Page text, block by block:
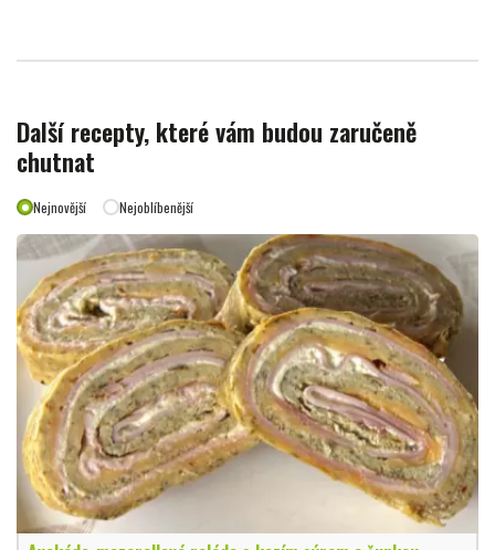
Další recepty, které vám budou zaručeně
chutnat
Nejnovější Nejoblíbenější